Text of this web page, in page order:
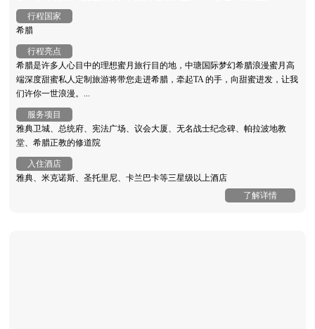
行程国家
希腊
行程亮点
希腊是许多人心目中的理想蜜月旅行目的地，中瑭国际梦幻希腊浪漫蜜月高
端深度甜蜜私人定制旅游将带您走进希腊，牵起TA 的手，向甜蜜进发，让我
们许你一世浪漫。...
服务项目
雅典卫城、总统府、宪法广场、议会大厦、无名战士纪念碑、帕拉波地教
堂、希腊正教的修道院
入住酒店
雅典、米克诺斯、圣托里尼、卡兰巴卡等三星级以上酒店
了解详情